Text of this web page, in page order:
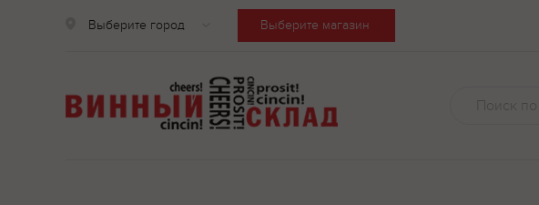
Выберите город Выберите магазин